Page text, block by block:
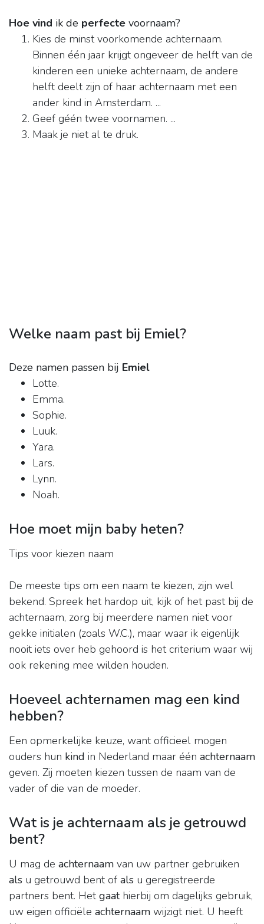
Hoe vind ik de perfecte voornaam?
Kies de minst voorkomende achternaam.
Binnen één jaar krijgt ongeveer de helft van de
kinderen een unieke achternaam, de andere
helft deelt zijn of haar achternaam met een
ander kind in Amsterdam. ...
Geef géén twee voornamen. ...
Maak je niet al te druk.
Welke naam past bij Emiel?
Deze namen passen bij Emiel
Lotte.
Emma.
Sophie.
Luuk.
Yara.
Lars.
Lynn.
Noah.
Hoe moet mijn baby heten?
Tips voor kiezen naam
De meeste tips om een naam te kiezen, zijn wel
bekend. Spreek het hardop uit, kijk of het past bij de
achternaam, zorg bij meerdere namen niet voor
gekke initialen (zoals W.C.), maar waar ik eigenlijk
nooit iets over heb gehoord is het criterium waar wij
ook rekening mee wilden houden.
Hoeveel achternamen mag een kind
hebben?
Een opmerkelijke keuze, want officieel mogen
ouders hun kind in Nederland maar één achternaam
geven. Zij moeten kiezen tussen de naam van de
vader of die van de moeder.
Wat is je achternaam als je getrouwd
bent?
U mag de achternaam van uw partner gebruiken
als u getrouwd bent of als u geregistreerde
partners bent. Hetgaathierbij om dagelijks gebruik,
uw eigen officiële achternaam wijzigt niet. U heeft